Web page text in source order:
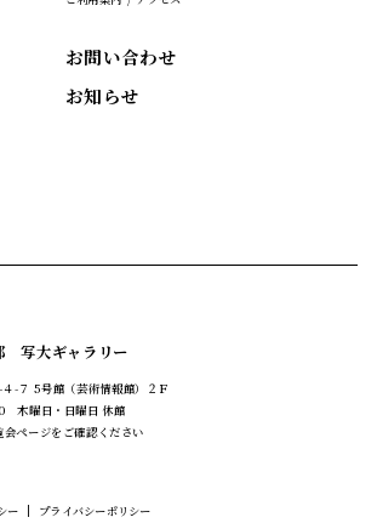
お問い合わせ
お知らせ
写大ギャラリー
-７ 5号館（芸術情報館）２Ｆ
木曜日・日曜日 休館
ページをご確認ください
ー プライバシーポリシー